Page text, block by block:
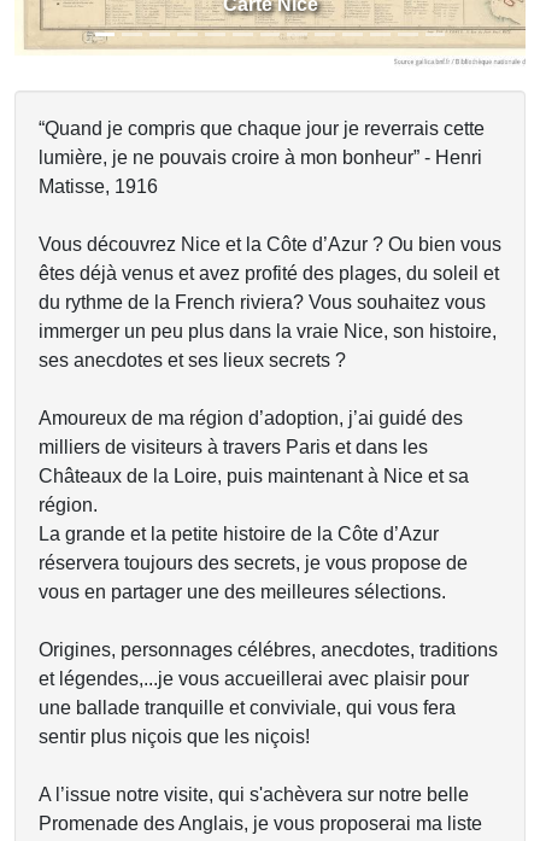
Carte Nice
“Quand je compris que chaque jour je reverrais cette
lumière, je ne pouvais croire à mon bonheur” - Henri
Matisse, 1916
Vous découvrez Nice et la Côte d’Azur ? Ou bien vous
êtes déjà venus et avez profité des plages, du soleil et
du rythme de la French riviera? Vous souhaitez vous
immerger un peu plus dans la vraie Nice, son histoire,
ses anecdotes et ses lieux secrets ?
Amoureux de ma région d’adoption, j’ai guidé des
milliers de visiteurs à travers Paris et dans les
Châteaux de la Loire, puis maintenant à Nice et sa
région.
La grande et la petite histoire de la Côte d’Azur
réservera toujours des secrets, je vous propose de
vous en partager une des meilleures sélections.
Origines, personnages célébres, anecdotes, traditions
et légendes,...je vous accueillerai avec plaisir pour
une ballade tranquille et conviviale, qui vous fera
sentir plus niçois que les niçois!
A l’issue notre visite, qui s'achèvera sur notre belle
Promenade des Anglais, je vous proposerai ma liste